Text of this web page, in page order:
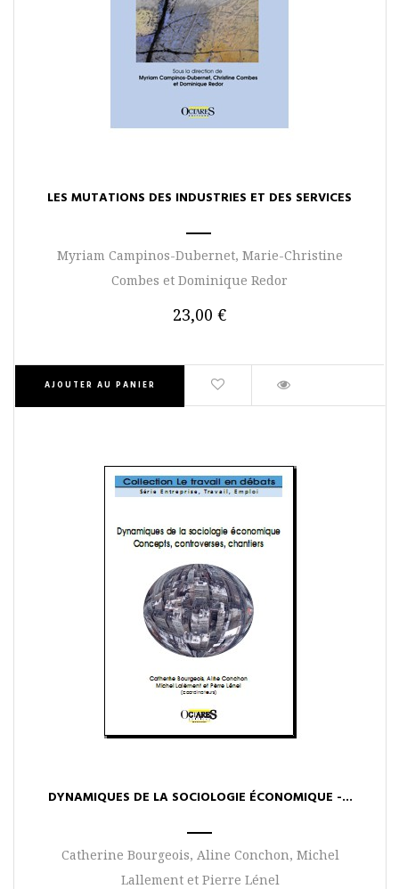
AJOUTER AU PANIER
LES MUTATIONS DES INDUSTRIES ET DES SERVICES
Myriam Campinos-Dubernet, Marie-Christine
Combes et Dominique Redor
23,00 €
DYNAMIQUES DE LA SOCIOLOGIE ÉCONOMIQUE -...
Catherine Bourgeois, Aline Conchon, Michel
Lallement et Pierre Lénel